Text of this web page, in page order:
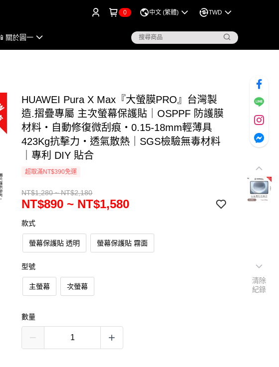
0 中文 (繁體) TWD
📱關於圓一
HUAWEI Pura X Max『大螢膜PRO』台灣製
造.摺疊專屬 主次螢幕保護貼｜OSPPF 防護膜
材料・自動修復微刮痕・0.15-18mm輕薄具
423Kg抗擊力・透氣散熱｜SGS檢驗無毒材料
｜專利 DIY 貼合
超取滿NT$390免運
NT$1,280 ~ NT$2,180
NT$890 ~ NT$1,580
款式
螢幕保護貼 透明 螢幕保護貼 霧面
型號
主螢幕 次螢幕
數量
清除
紀錄